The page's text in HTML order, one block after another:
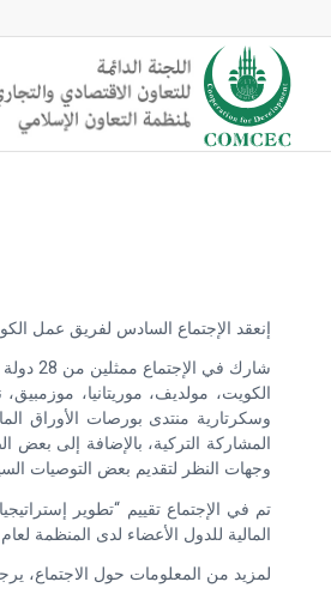
إنعقد الإجتماع السادس لفريق عمل الكومسيك
شارك
الكويت، مولديف، موريتانيا،
وسكرتارية منتدى بورصات الأوراق
وجهات النظر لتقديم بعض التوصيات
تم في الإجتماع تقييم “تطوير
المالية للدول الأعضاء لدى المنظمة لعام 2015 .
لمزيد من المعلومات حول الاجتماع،